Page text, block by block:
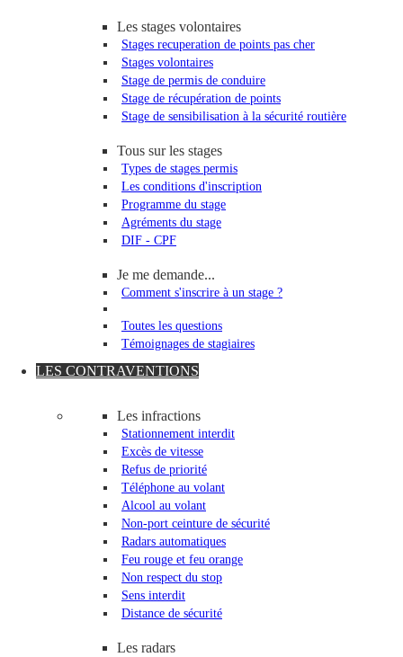
Les stages volontaires
Stages recuperation de points pas cher
Stages volontaires
Stage de permis de conduire
Stage de récupération de points
Stage de sensibilisation à la sécurité routière
Tous sur les stages
Types de stages permis
Les conditions d'inscription
Programme du stage
Agréments du stage
DIF - CPF
Je me demande...
Comment s'inscrire à un stage ?
Toutes les questions
Témoignages de stagiaires
LES CONTRAVENTIONS
Les infractions
Stationnement interdit
Excès de vitesse
Refus de priorité
Téléphone au volant
Alcool au volant
Non-port ceinture de sécurité
Radars automatiques
Feu rouge et feu orange
Non respect du stop
Sens interdit
Distance de sécurité
Les radars